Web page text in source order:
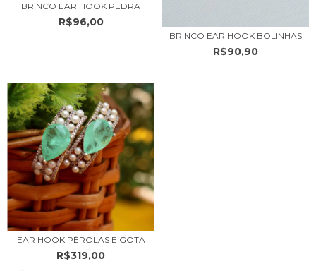
BRINCO EAR HOOK PEDRA
R$96,00
BRINCO EAR HOOK BOLINHAS
R$90,90
EAR HOOK PÉROLAS E GOTA
R$319,00